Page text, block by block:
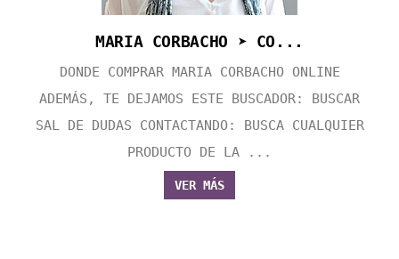
MARIA CORBACHO ➤ CO...
DONDE COMPRAR MARIA CORBACHO ONLINE
ADEMÁS, TE DEJAMOS ESTE BUSCADOR: BUSCAR
SAL DE DUDAS CONTACTANDO: BUSCA CUALQUIER
PRODUCTO DE LA ...
VER MÁS